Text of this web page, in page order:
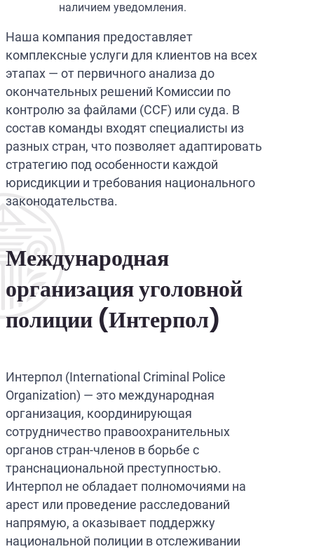
наличием уведомления.
Наша компания предоставляет
комплексные услуги для клиентов на всех
этапах — от первичного анализа до
окончательных решений Комиссии по
контролю за файлами (CCF) или суда. В
состав команды входят специалисты из
разных стран, что позволяет адаптировать
стратегию под особенности каждой
юрисдикции и требования национального
законодательства.
Международная
организация уголовной
полиции (Интерпол)
Интерпол (International Criminal Police
Organization) — это международная
организация, координирующая
сотрудничество правоохранительных
органов стран-членов в борьбе с
транснациональной преступностью.
Интерпол не обладает полномочиями на
арест или проведение расследований
напрямую, а оказывает поддержку
национальной полиции в отслеживании